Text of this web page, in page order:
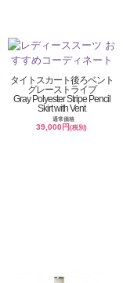
タイトスカート後ろベント
グレーストライプ
Gray Polyester Stripe Pencil
Skirt with Vent
通常価格
39,000円(税別)